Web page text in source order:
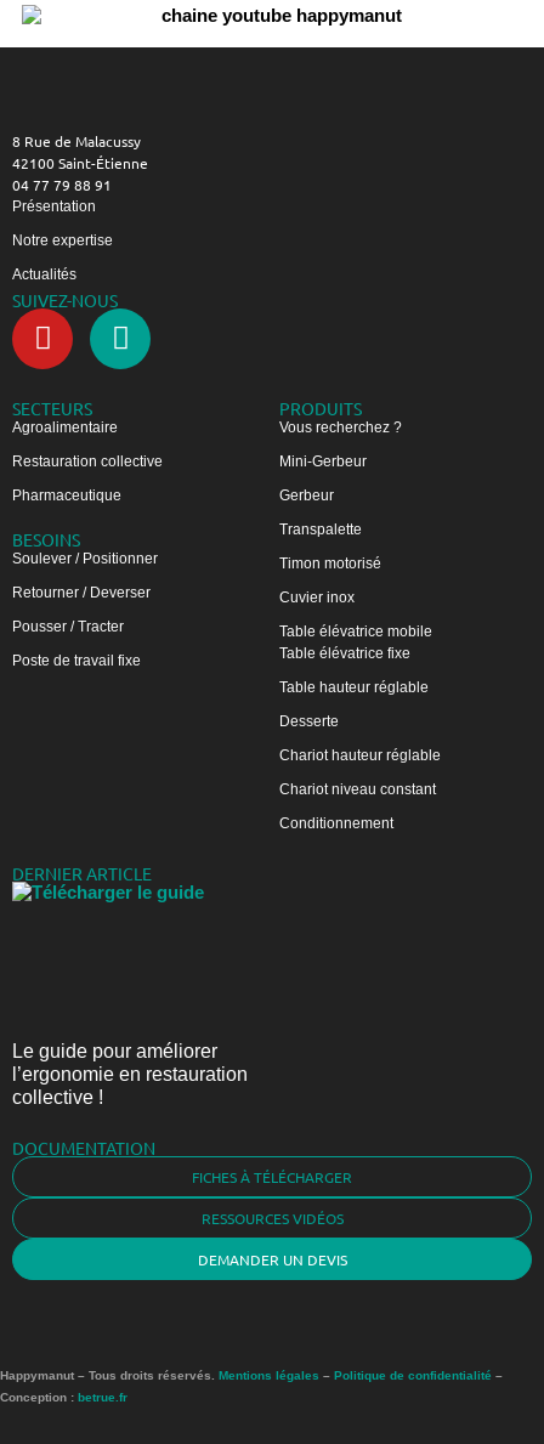
8 Rue de Malacussy
42100 Saint-Étienne
04 77 79 88 91
Présentation
Notre expertise
Actualités
SUIVEZ-NOUS
SECTEURS
Agroalimentaire
Restauration collective
Pharmaceutique
BESOINS
Soulever / Positionner
Retourner / Deverser
Pousser / Tracter
Poste de travail fixe
PRODUITS
Vous recherchez ?
Mini-Gerbeur
Gerbeur
Transpalette
Timon motorisé
Cuvier inox
Table élévatrice mobile
Table élévatrice fixe
Table hauteur réglable
Desserte
Chariot hauteur réglable
Chariot niveau constant
Conditionnement
DERNIER ARTICLE
Le guide pour améliorer
l’ergonomie en restauration
collective !
DOCUMENTATION
FICHES À TÉLÉCHARGER
RESSOURCES VIDÉOS
DEMANDER UN DEVIS
Happymanut – Tous droits réservés. Mentions légales – Politique de confidentialité –
Conception : betrue.fr